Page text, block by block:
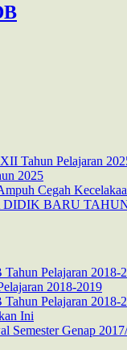
Tahun Pelajaran
2025
Cegah
BARU
Tahun Pelajaran 2018-
2018-2019
Tahun Pelajaran 2018-
Ini
Semester Genap